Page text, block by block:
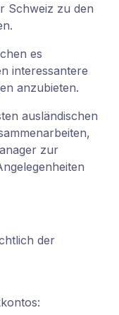
Schweiz zu den
es
interessantere
anzubieten.
ausländischen
zur
der